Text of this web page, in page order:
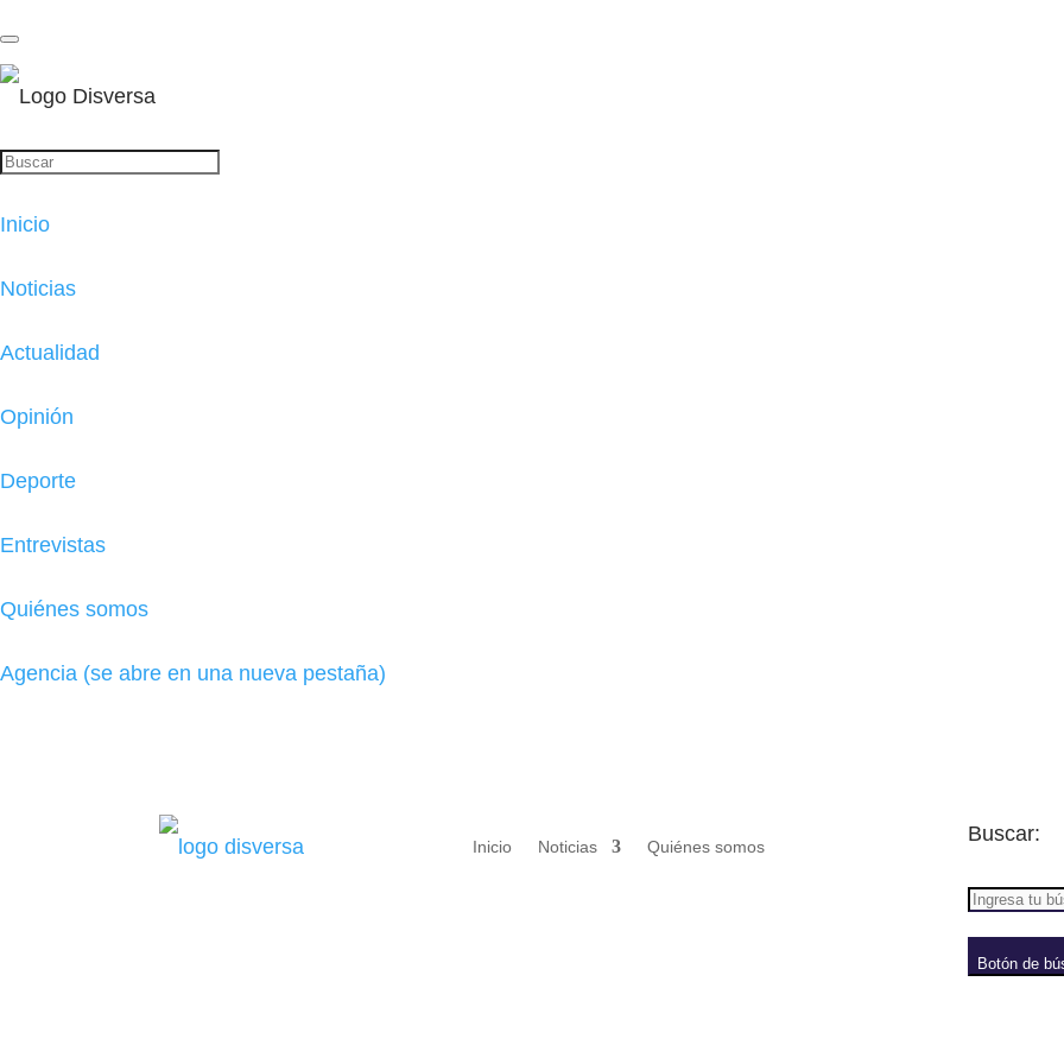
Inicio
Noticias
Actualidad
Opinión
Deporte
Entrevistas
Quiénes somos
Agencia (se abre en una nueva pestaña)
Inicio Noticias Quiénes somos
Buscar:
Botón de